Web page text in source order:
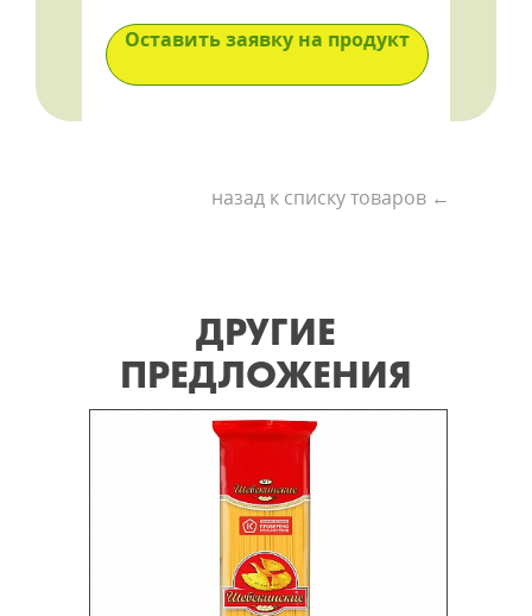
Оставить заявку на продукт
назад к списку товаров ←
ДРУГИЕ
ПРЕДЛОЖЕНИЯ